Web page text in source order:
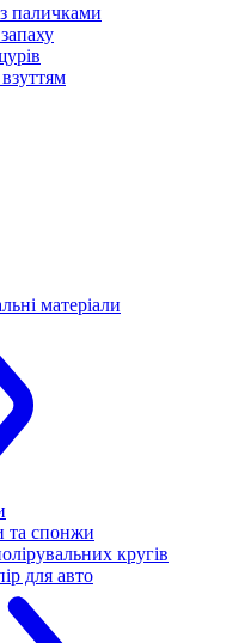
паличками
матеріали
та спонжи
кругів
для авто